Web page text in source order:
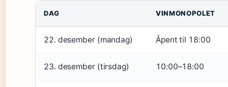
DAG VINMONOPOLET
22. desember (mandag) Åpent til 18:00
23. desember (tirsdag) 10:00–18:00